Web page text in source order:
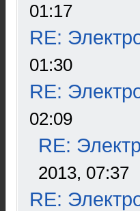
01:17
RE:
01:30
RE:
02:09
RE:
2013, 07:37
RE: